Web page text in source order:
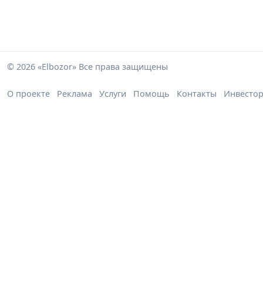
© 2026 «Elbozor» Все права защищены
О проекте Реклама Услуги Помощь Контакты